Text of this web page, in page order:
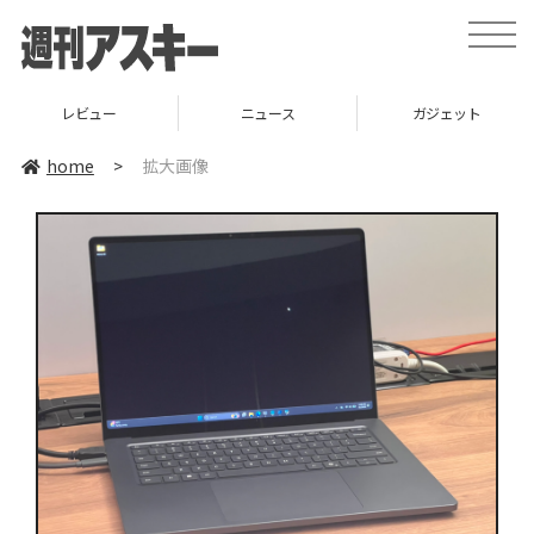
toggle
レビュー ニュース ガジェット
home > 拡大画像